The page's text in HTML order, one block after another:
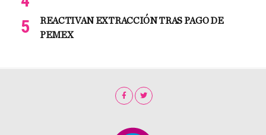
REACTIVAN EXTRACCIÓN TRAS PAGO DE
PEMEX